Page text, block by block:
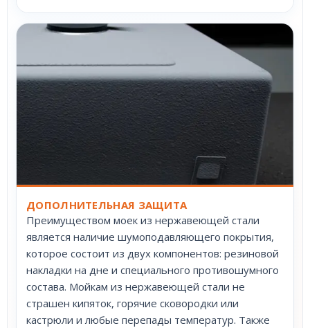
ДОПОЛНИТЕЛЬНАЯ ЗАЩИТА
Преимуществом моек из нержавеющей стали
является наличие шумоподавляющего покрытия,
которое состоит из двух компонентов: резиновой
накладки на дне и специального противошумного
состава. Мойкам из нержавеющей стали не
страшен кипяток, горячие сковородки или
кастрюли и любые перепады температур. Также